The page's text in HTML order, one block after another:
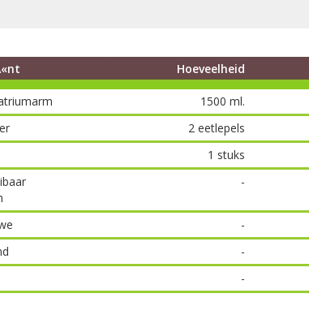
Hoeveelheid
1500 ml.
2 eetlepels
1 stuks
-
-
-
-